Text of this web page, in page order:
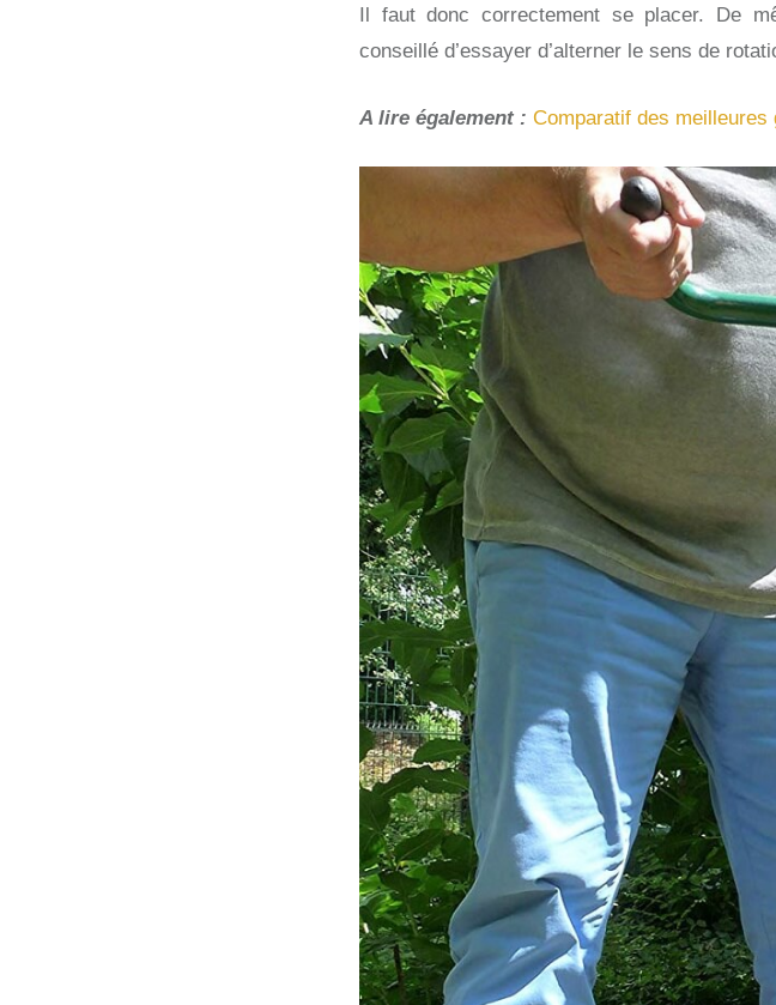
Il faut donc correctement se placer. De
conseillé d’essayer d’alterner le sens de
A lire également : Comparatif des meilleures